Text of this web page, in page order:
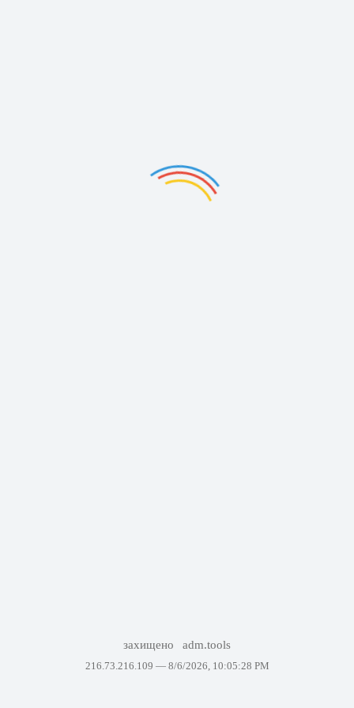
захищено adm.tools
216.73.216.109 — 8/6/2026, 10:05:28 PM